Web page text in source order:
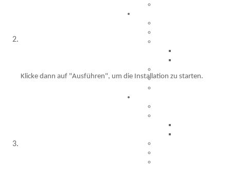
Besucher seit 20.09.1999: 19453238
Klicke dann auf "Ausführen", um die Installation zu starten.